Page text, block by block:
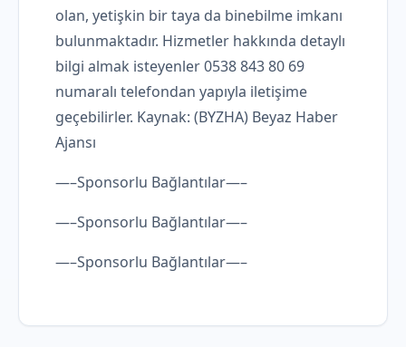
olan, yetişkin bir taya da binebilme imkanı
bulunmaktadır. Hizmetler hakkında detaylı
bilgi almak isteyenler 0538 843 80 69
numaralı telefondan yapıyla iletişime
geçebilirler. Kaynak: (BYZHA) Beyaz Haber
Ajansı
—–Sponsorlu Bağlantılar—–
—–Sponsorlu Bağlantılar—–
—–Sponsorlu Bağlantılar—–